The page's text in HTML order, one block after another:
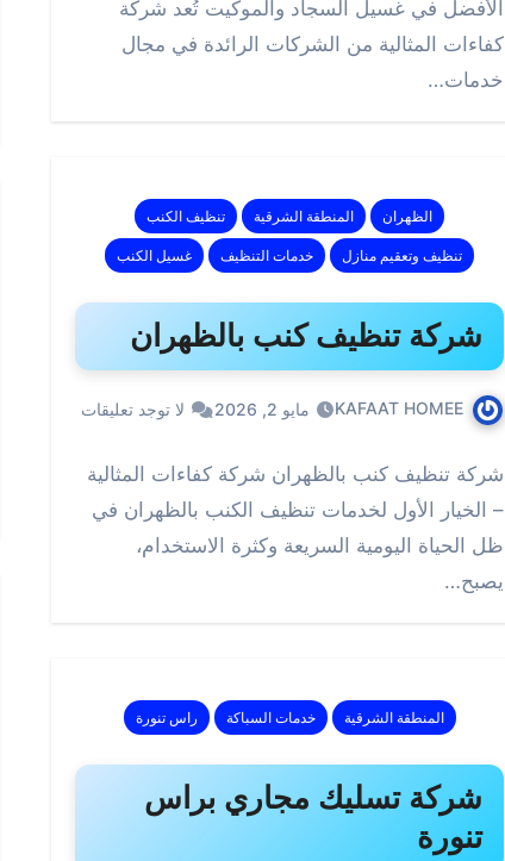
الأفضل في غسيل السجاد والموكيت تُعد شركة
كفاءات المثالية من الشركات الرائدة في مجال
خدمات…
الظهران المنطقة الشرقية تنظيف الكنب
تنظيف وتعقيم منازل خدمات التنظيف غسيل الكنب
شركة تنظيف كنب بالظهران
KAFAAT HOMEE مايو 2, 2026 لا توجد تعليقات
شركة تنظيف كنب بالظهران شركة كفاءات المثالية
– الخيار الأول لخدمات تنظيف الكنب بالظهران في
ظل الحياة اليومية السريعة وكثرة الاستخدام،
يصبح…
المنطقة الشرقية خدمات السباكة راس تنورة
شركة تسليك مجاري براس
تنورة